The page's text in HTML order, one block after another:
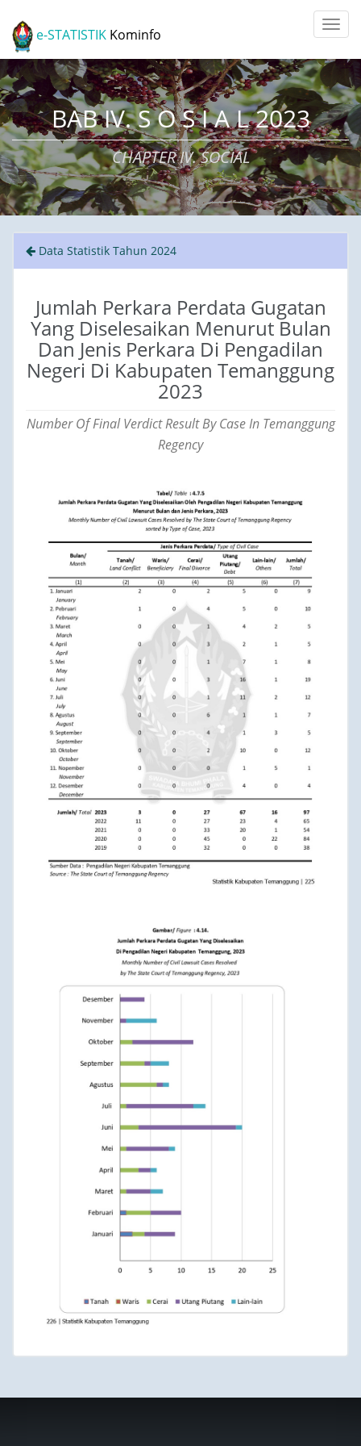
e-STATISTIK Kominfo
BAB IV. S O S I A L 2023
CHAPTER IV. SOCIAL
Data Statistik Tahun 2024
Jumlah Perkara Perdata Gugatan
Yang Diselesaikan Menurut Bulan
Dan Jenis Perkara Di Pengadilan
Negeri Di Kabupaten Temanggung
2023
Number Of Final Verdict Result By Case In Temanggung
Regency